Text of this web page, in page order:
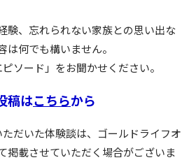
験、忘れられない家族との思い出な
は何でも構いません。
ソード」をお聞かせください。
稿はこちらから
だいた体験談は、ゴールドライフオ
掲載させていただく場合がございま